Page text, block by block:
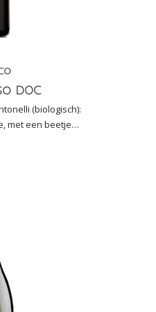
DOC
(biologisch):
met een beetje
druiven die